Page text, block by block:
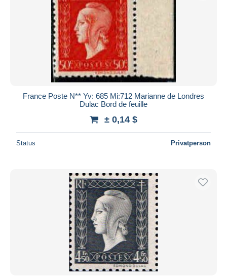
France Poste N** Yv: 685 Mi:712 Marianne de Londres
Dulac Bord de feuille
± 0,14 $
Status Privatperson